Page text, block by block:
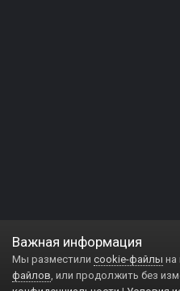
Важная информация
Мы разместили cookie-файлы на
файлов, или продолжить без